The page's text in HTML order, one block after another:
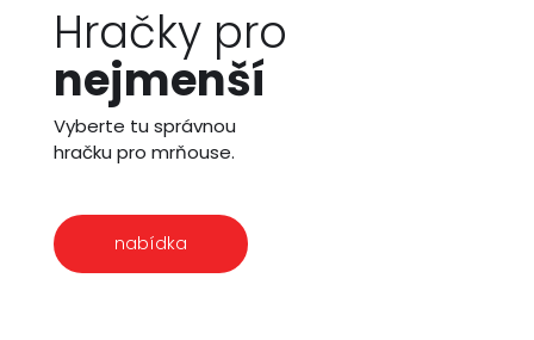
Hračky pro
nejmenší
Vyberte tu správnou
hračku pro mrňouse.
nabídka